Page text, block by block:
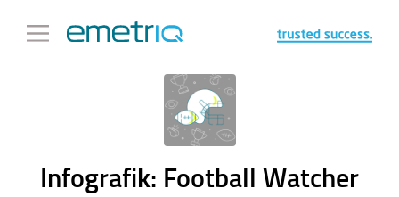
Infografik: Football Watcher